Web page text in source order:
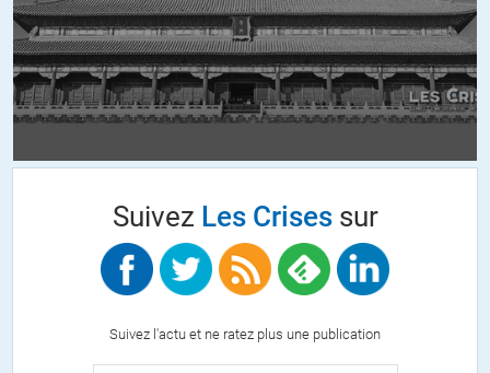
Olivier M//07.10.2014 à 23h49
« oligarchies démocratiques » kesako???
Ou les milliardaires qui le deviennent sans corruption et
d’Amour.
Quand la famille sera une démocratie, un système
démocratique sera envisageable.
communalisent leurs pertes, et les communistes s’arque-
boutent sur leurs privilèges acquis, tous au détriment des
Suivez Les Crisessur
Suivez l'actu et ne ratez plus une publication